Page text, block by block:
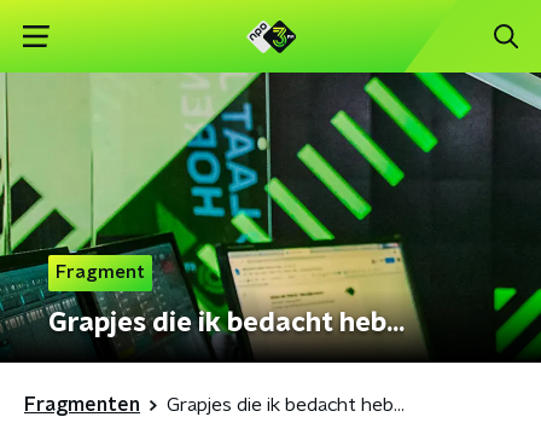
Fragment
Grapjes die ik bedacht heb...
Fragmenten Grapjes die ik bedacht heb...